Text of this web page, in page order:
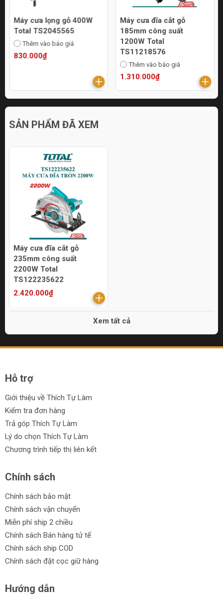
Máy cưa lọng gỗ 400W
Total TS2045565
Thêm vào báo giá
830.000₫
Máy cưa đĩa cắt gỗ
185mm công suất
1200W Total
TS11218576
Thêm vào báo giá
1.310.000₫
SẢN PHẨM ĐÃ XEM
Máy cưa đĩa cắt gỗ
235mm công suất
2200W Total
TS122235622
2.420.000₫
Xem tất cả
Hỗ trợ
Giới thiệu về Thích Tự Làm
Kiểm tra đơn hàng
Trả góp Thích Tự Làm
Lý do chọn Thích Tự Làm
Chương trình tiếp thị liên kết
Chính sách
Chính sách bảo mật
Chính sách vận chuyển
Miễn phí ship 2 chiều
Chính sách Bán hàng tử tế
Chính sách ship COD
Chính sách đặt cọc giữ hàng
Hướng dẫn